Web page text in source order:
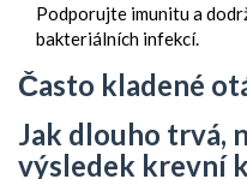
Podporujte imunitu a
bakteriálních infekcí.
Často kladené
Jak dlouho trvá,
výsledek krevní